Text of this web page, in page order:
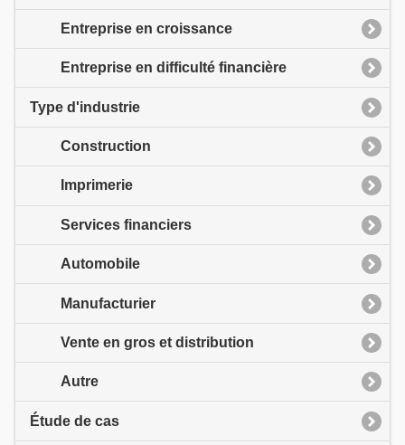
Entreprise en croissance
Entreprise en difficulté financière
Type d'industrie
Construction
Imprimerie
Services financiers
Automobile
Manufacturier
Vente en gros et distribution
Autre
Étude de cas